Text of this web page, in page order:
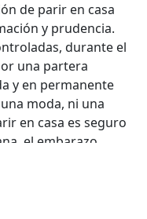
de parir en casa
y prudencia.
durante el
una partera
y en permanente
moda, ni una
en casa es seguro
el embarazo
es parte del